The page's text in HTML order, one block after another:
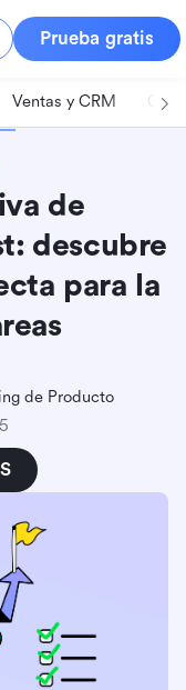
Prueba gratis
Ventas y CRM
de
descubre
para la
de Producto